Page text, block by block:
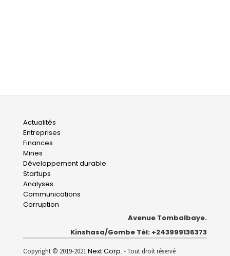
Main
navigation
Actualités
Entreprises
Finances
Mines
Développement durable
Startups
Analyses
Communications
Corruption
Avenue Tombalbaye.
Kinshasa/Gombe Tél: +243999136373
Copyright © 2019-2021Next Corp. - Tout droit réservé